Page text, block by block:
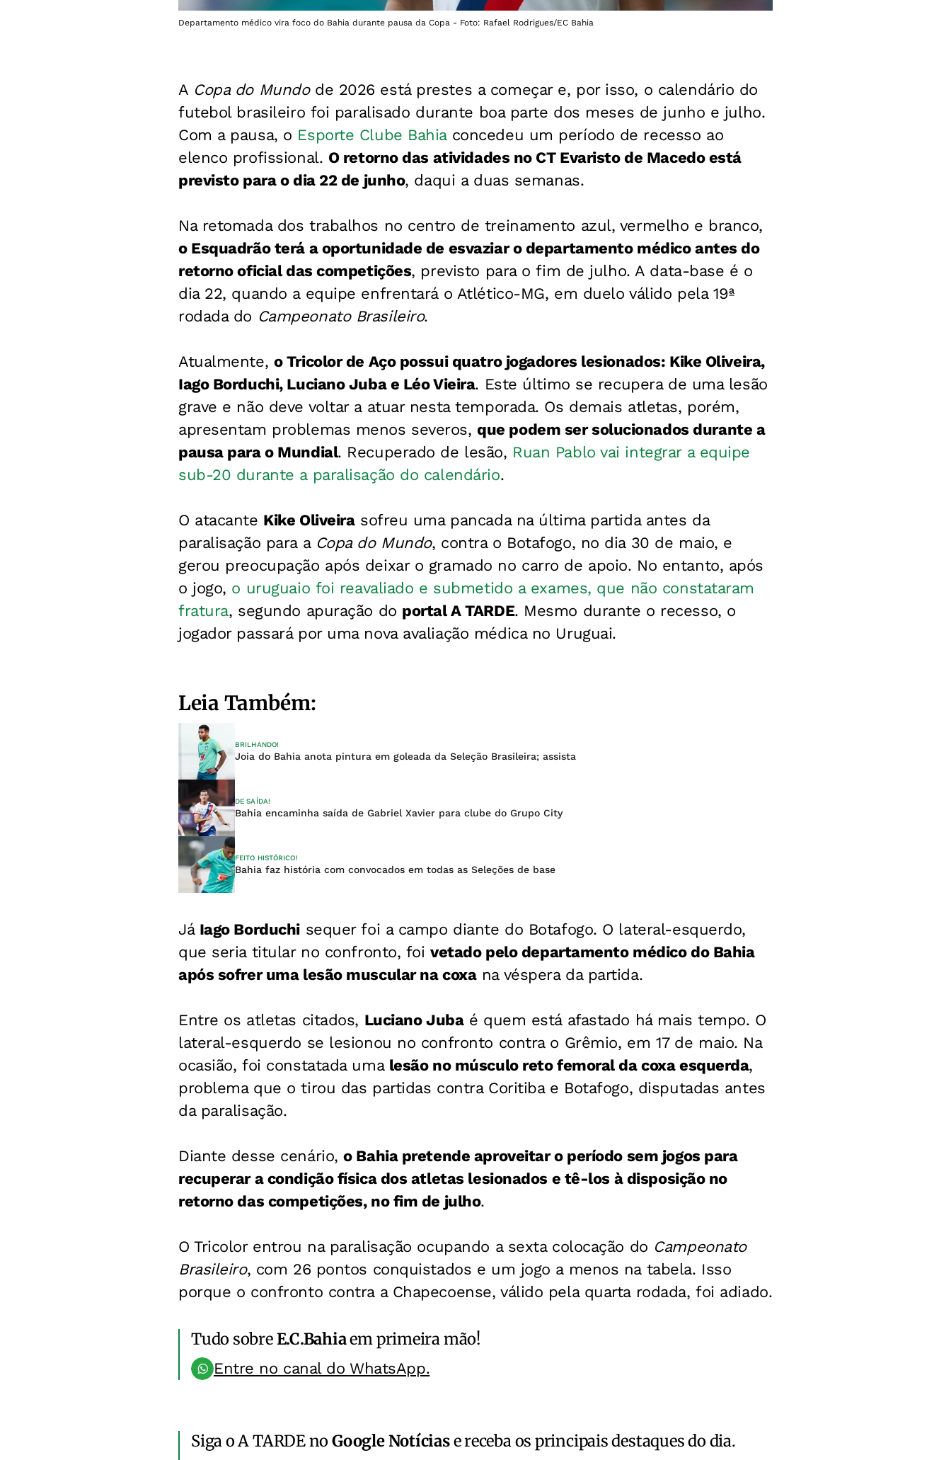
Departamento médico vira foco do Bahia durante pausa da Copa - Foto: Rafael Rodrigues/EC Bahia
A Copa do Mundode 2026 está prestes a começar e, por isso, o calendário do
futebol brasileiro foi paralisado durante boa parte dos meses de junho e julho.
Com a pausa, o Esporte Clube Bahiaconcedeu um período de recesso ao
elenco profissional. O retorno das atividades no CT Evaristo de Macedo está
previsto para o dia 22 de junho, daqui a duas semanas.
Na retomada dos trabalhos no centro de treinamento azul, vermelho e branco,
o Esquadrão terá a oportunidade de esvaziar o departamento médico antes do
retorno oficial das competições, previsto para o fim de julho. A data-base é o
dia 22, quando a equipe enfrentará o Atlético-MG, em duelo válido pela 19ª
rodada do Campeonato Brasileiro.
Atualmente, o Tricolor de Aço possui quatro jogadores lesionados: Kike Oliveira,
Iago Borduchi, Luciano Juba e Léo Vieira. Este último se recupera de uma lesão
grave e não deve voltar a atuar nesta temporada. Os demais atletas, porém,
apresentam problemas menos severos,que podem ser solucionados durante a
pausa para o Mundial. Recuperado de lesão, Ruan Pablo vai integrar a equipe
sub-20 durante a paralisação do calendário.
O atacante Kike Oliveirasofreu uma pancada na última partida antes da
paralisação para a Copa do Mundo, contra o Botafogo, no dia 30 de maio, e
gerou preocupação após deixar o gramado no carro de apoio. No entanto, após
o jogo, o uruguaio foi reavaliado e submetido a exames, que não constataram
fratura, segundo apuração do portal A TARDE. Mesmo durante o recesso, o
jogador passará por uma nova avaliação médica no Uruguai.
Leia Também:
BRILHANDO!
Joia do Bahia anota pintura em goleada da Seleção Brasileira; assista
DE SAÍDA!
Bahia encaminha saída de Gabriel Xavier para clube do Grupo City
FEITO HISTÓRICO!
Bahia faz história com convocados em todas as Seleções de base
Já Iago Borduchisequer foi a campo diante do Botafogo. O lateral-esquerdo,
que seria titular no confronto, foivetado pelo departamento médico do Bahia
após sofrer uma lesão muscular na coxana véspera da partida.
Entre os atletas citados, Luciano Jubaé quem está afastado há mais tempo. O
lateral-esquerdo se lesionou no confronto contra o Grêmio, em 17 de maio. Na
ocasião, foi constatada uma lesão no músculo reto femoral da coxa esquerda,
problema que o tirou das partidas contra Coritiba e Botafogo, disputadas antes
da paralisação.
Diante desse cenário,o Bahia pretende aproveitar o período sem jogos para
recuperar a condição física dos atletas lesionados e tê-los à disposição no
retorno das competições, no fim de julho.
O Tricolor entrou na paralisação ocupando a sexta colocação do Campeonato
Brasileiro, com 26 pontos conquistados e um jogo a menos na tabela. Isso
porque o confronto contra a Chapecoense, válido pela quarta rodada, foi adiado.
Tudo sobreE.C.Bahiaem primeira mão!
Entre no canal do WhatsApp.
Siga o A TARDE noGoogle Notíciase receba os principais destaques do dia.